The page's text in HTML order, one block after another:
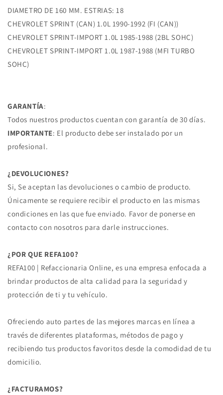
MM.
ESTRIAS:
18
-
CHEVROLET
(CAN)
1992
(FI
(CAN))
-
CHEVROLET
SPRINT-
1.0L
1985-
(2BL
SOHC)
-
IMPORT
1.0L
1987-
1988
(MFI
SOHC)
MM.
ESTRIAS:
18
-
CHEVROLET
(CAN))
-
1.0L
1985-
(2BL
SOHC)
-
IMPORT
1.0L
1987-
(MFI
SOHC)
DIAMETRO DE 160 MM. ESTRIAS: 18
CHEVROLET SPRINT (CAN) 1.0L 1990-1992 (FI (CAN))
CHEVROLET SPRINT-IMPORT 1.0L 1985-1988 (2BL SOHC)
CHEVROLET SPRINT-IMPORT 1.0L 1987-1988 (MFI TURBO
SOHC)
GARANTÍA:
Todos nuestros productos cuentan con garantía de 30 días.
IMPORTANTE: El producto debe ser instalado por un
profesional.
¿DEVOLUCIONES?
Si, Se aceptan las devoluciones o cambio de producto.
Únicamente se requiere recibir el producto en las mismas
condiciones en las que fue enviado. Favor de ponerse en
contacto con nosotros para darle instrucciones.
¿POR QUE REFA100?
REFA100 | Refaccionaria Online, es una empresa enfocada a
brindar productos de alta calidad para la seguridad y
protección de ti y tu vehículo.
Ofreciendo auto partes de las mejores marcas en línea a
través de diferentes plataformas, métodos de pago y
recibiendo tus productos favoritos desde la comodidad de tu
domicilio.
¿FACTURAMOS?